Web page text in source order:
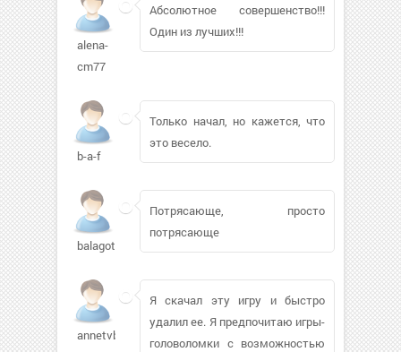
alena-
cm77
Абсолютное совершенство!!!
Один из лучших!!!
b-a-f
Только начал, но кажется, что
это весело.
balagote402
Потрясающе, просто
потрясающе
annetvbhf964
Я скачал эту игру и быстро
удалил ее. Я предпочитаю игры-
головоломки с возможностью